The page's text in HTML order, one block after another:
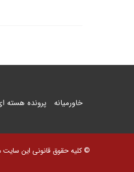
خاورمیانه پرونده هسته
© کلیه حقوق قانونی این سایت